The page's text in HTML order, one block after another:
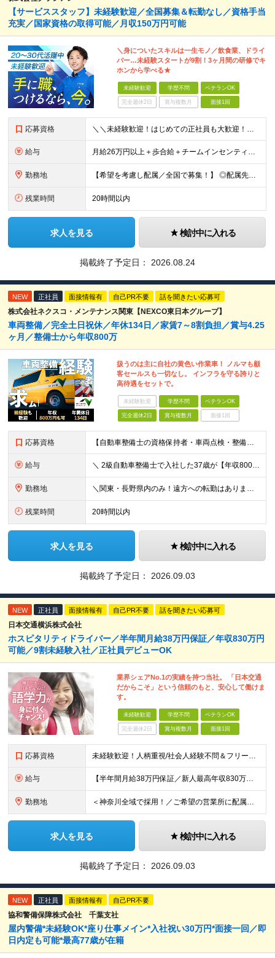
【サービススタッフ】未経験歓迎／全国募集＆転勤なし／資格手当
充実／国家資格の取得可能／月収150万円可能
＼身についたスキルは一生モノ／飲食業、ドライ
バー…未経験スタートが9割！3ヶ月間の研修でキ
ホンから学べる★
未経験歓迎 学歴不問 ベテランOK
完全週休2日 賞与複数月 面接1回
応募資格 ＼＼未経験歓迎！はじめての正社員も大歓迎！／／ ★業種・職種未経験歓迎 ★学歴不問 ★社会人デビュー・フリーターOK ＜応募条件＞ ■普通自動車免許（AT限定可） ＊1人1台、社用車を貸与します。
給与 月給26万円以上＋歩合給＋チームインセンティブ＋諸手当＋残業代 ※上記は東京のみの月給です。 ┗その他エリアは、月給22万円以上となります。 ※経験・スキルを考慮の上、弊社規程により優遇いたします。
勤務地 【希望を考慮し配属／全国で募集！】 ◎配属先は希望考慮 ◎転勤なし！ ★関東 ■東京 板橋区/世⽥⾕区/練⾺区/⾜⽴区/⼤⽥区/江⼾川区/多摩市 ■千葉 千葉市/船橋市/柏市 ■神奈川 横浜市/厚⽊
残業時間 20時間以内
求人を見る 検討中に入れる
掲載終了予定日： 2026.08.24
NEW 正社員 面接情報有 自己PR不要 話を聞きたい応募可
株式会社ネクスコ・メンテナンス関東【NEXCO東日本グループ】
車両整備／完全土日祝休／年休134日／家賃7～8割負担／賞与4.25
ヶ月／整備士から年収800万
扱うのは主に自社の黄色い作業車！ ノルマも顧
客セールスも一切なし。 インフラを守る誇りと
高待遇をセットで。
未経験歓迎 学歴不問 ベテランOK
完全週休2日 賞与複数月 面接1回
応募資格 【自動車整備士の資格保持者・車両点検・整備経験者歓迎！】 ディーラー、民間整備工場、 トラック・重機整備、ガソリンスタンド等での 点検・整備経験などのご経験をお持ちの方も歓迎します！ ■高卒以上 ■普
給与 ＼ 2級自動車整備士で入社した37歳が【年収800万円】を実現！ ／ ★家賃・駐車場代の最大8割を会社が負担！毎月の固定費を大幅カット ★賞与実績4.25ヶ月分（年間120万円～140万円以上の支給実
勤務地 ＼関東・長野県内のみ！遠方への転勤はありません／ ★全事業所がIC近く！マイカーで快適に通勤可能です ★引越し費用や単身赴任時の家賃・家具家電の賃料も全額負担します ◆京浜事業所 神奈川県横浜市
残業時間 20時間以内
求人を見る 検討中に入れる
掲載終了予定日： 2026.09.03
NEW 正社員 面接情報有 自己PR不要 話を聞きたい応募可
日本交通横浜株式会社
ホスピタリティドライバー／半年間月給38万円保証／年収830万円
可能／9割未経験入社／正社員デビューOK
業界シェアNo.1の実績を持つ当社。 「日本交通
だからこそ」という信頼のもと、安心して働けま
す。
未経験歓迎 学歴不問 ベテランOK
完全週休2日 賞与複数月 面接1回
応募資格 未経験歓迎！人柄重視/社会人経験不問＆フリーターもOK ■普通自動車免許（AT限定可）を取得して1年以上経過している方 ※前職・学歴・ブランク・転職回数などは一切不問です。 <2種免許取得代は全額
給与 【半年間月給38万円保証／新人最高年収830万円／賞与年2回／給料控除を100%撤廃】 6ヶ月間、月給38万円保証＋歩合給＋賞与年2回（川崎／保土ヶ谷／戸塚） ◆保証額を超える売上時は上乗せした給与
勤務地 ＜神奈川全域で採用！／ご希望の営業所に配属＞◎転居を伴う転勤なし！◎U・Iターン歓迎！◎マイカー通勤OK（駐車場完備） 神奈川全域に6拠点（★希望の営業所に配属） ■本社：横浜市戸塚区名瀬町1152
求人を見る 検討中に入れる
掲載終了予定日： 2026.09.03
NEW 正社員 面接情報有 自己PR不要
協和警備保障株式会社 千葉支社
屋内警備*未経験OK*座り仕事メイン*入社祝い30万円*面接一回／即
日内定も可能*最高77歳が在籍